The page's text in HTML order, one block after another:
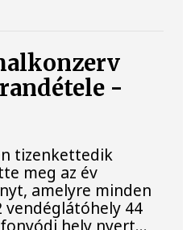
-
tizenkettedik
meg az év
amelyre minden
44
hely nyert...